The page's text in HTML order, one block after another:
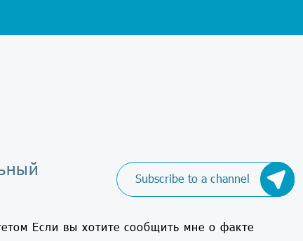
Subscribe to a channel
Если вы хотите сообщить мне о факте